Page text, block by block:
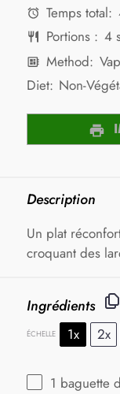
Temps total:
Portions : 4
Method:
Diet: Non-
Description
Un plat
croquant des
Ingrédients
ÉCHELLE 1x 2x
1 baguette